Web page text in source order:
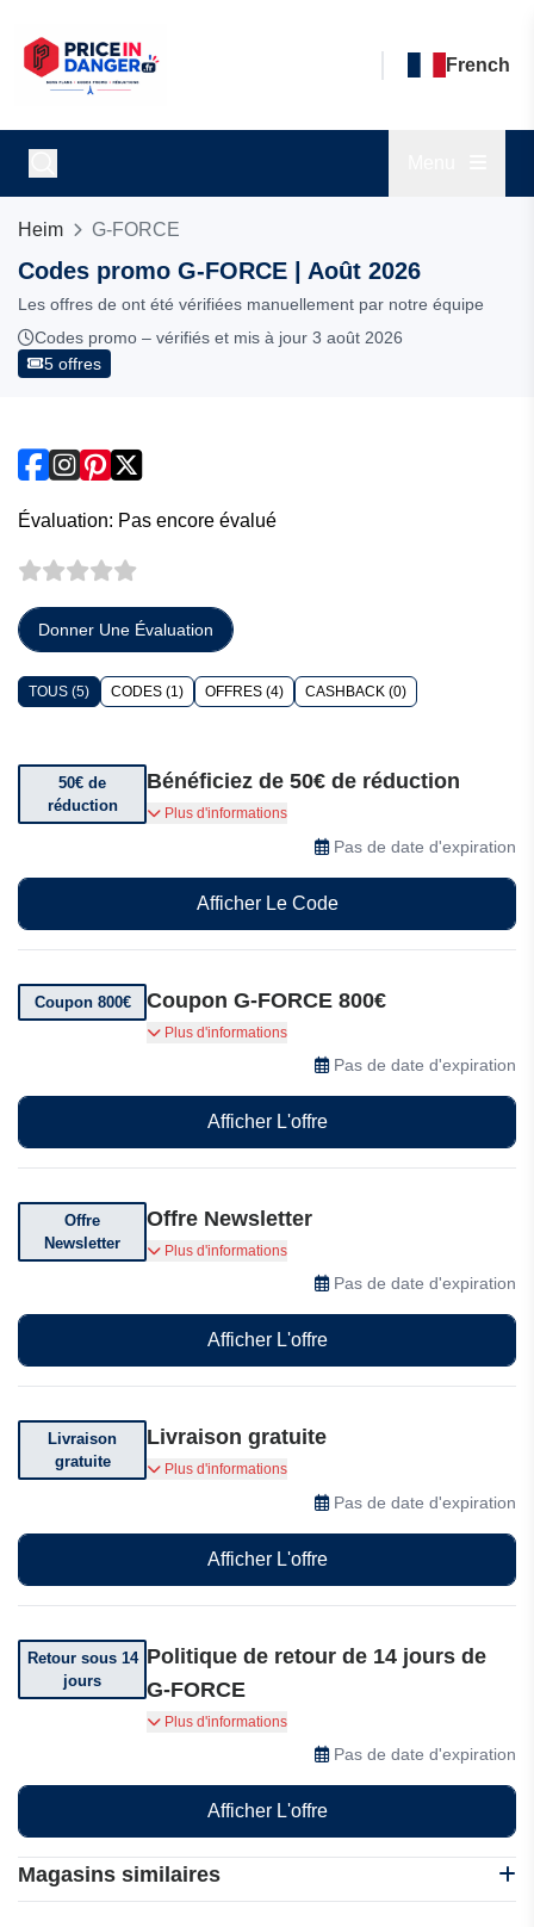
French
Heim G-FORCE
Codes promo G-FORCE | Août 2026
Les offres de ont été vérifiées manuellement par notre équipe
Codes promo – vérifiés et mis à jour 3 août 2026
5 offres
Magasins similaires
Évaluation: Pas encore évalué
Donner Une Évaluation
TOUS (5) CODES (1) OFFRES (4) CASHBACK (0)
50€ de
réduction
Bénéficiez de 50€ de réduction
Rejoignez la communauté G-FORCE. Profitez
de $50 de réduction dès votre première
Plus d'informations
Pas de date d'expiration
Afficher Le Code
Coupon 800€ Coupon G-FORCE 800€
Économisez jusqu'à 800€ sur une sélection de
vélos électriques G-FORCE.
Plus d'informations
Pas de date d'expiration
Afficher L'offre
Offre
Newsletter
Offre Newsletter
Inscrivez-vous à la newsletter dès aujourd'hui
pour bénéficier d'offres spéciales
Plus d'informations
Pas de date d'expiration
Afficher L'offre
Livraison
gratuite
Livraison gratuite
Livraison gratuite selon votre achat ou vos
Plus d'informations
Pas de date d'expiration
Afficher L'offre
Retour sous 14
jours
Politique de retour de 14 jours de
G-FORCE
Si vous n'êtes pas satisfait de votre achat, vous
pouvez le retourner sous 14 jours à G-FORCE.
Plus d'informations
Pas de date d'expiration
Afficher L'offre